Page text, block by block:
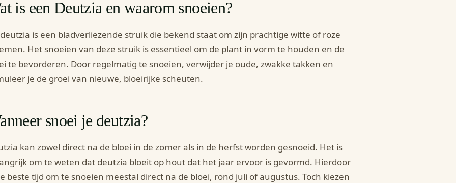
is een Deutzia en waarom snoeien?
is een bladverliezende struik die bekend staat om zijn prachtige witte of roze
Het snoeien van deze struik is essentieel om de plant in vorm te houden en de
te bevorderen. Door regelmatig te snoeien, verwijder je oude, zwakke takken en
je de groei van nieuwe, bloeirijke scheuten.
snoei je deutzia?
kan zowel direct na de bloei in de zomer als in de herfst worden gesnoeid. Het is
om te weten dat deutzia bloeit op hout dat het jaar ervoor is gevormd. Hierdoor
beste tijd om te snoeien meestal direct na de bloei, rond juli of augustus. Toch kiezen